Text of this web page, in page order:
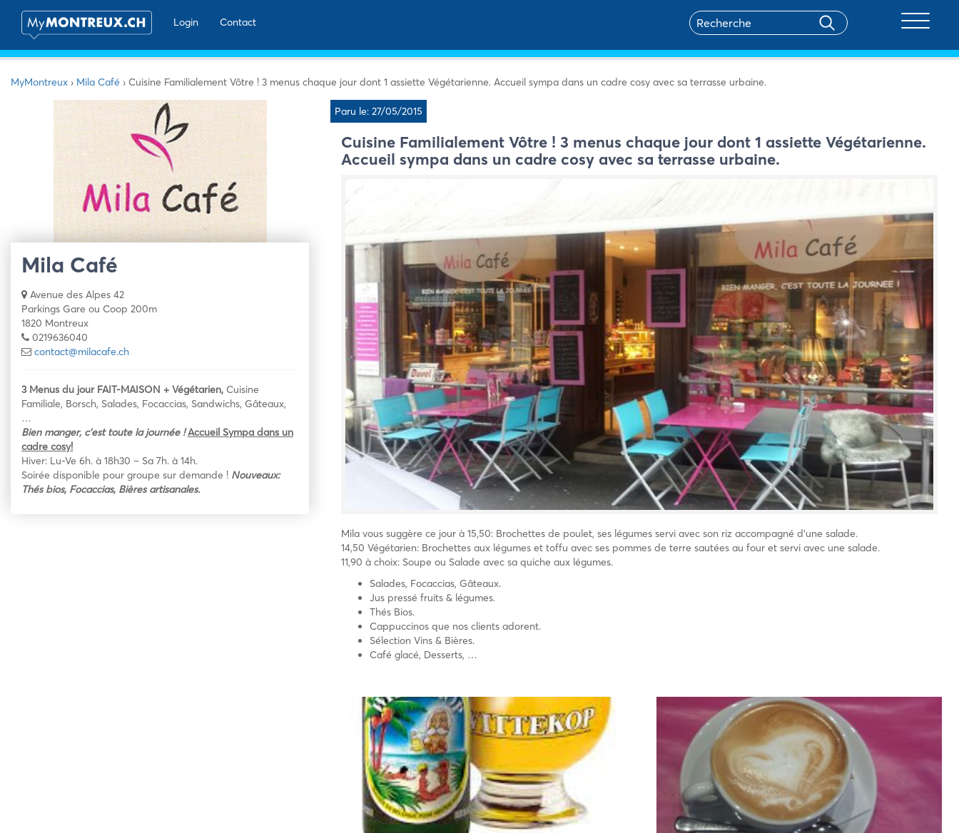
Login
Contact
MyMontreux › Mila Café › Cuisine Familialement Vôtre ! 3 menus chaque jour dont 1 assiette Végétarienne. Accueil sympa dans un cadre cosy avec sa terrasse urbaine.
Mila Café
Avenue des Alpes 42
Parkings Gare ou Coop 200m
1820 Montreux
0219636040
contact@milacafe.ch
3 Menus du jour FAIT-MAISON + Végétarien, Cuisine
Familiale, Borsch, Salades, Focaccias, Sandwichs, Gâteaux,
…
Bien manger, c’est toute la journée ! Accueil Sympa dans un
cadre cosy!
Hiver: Lu-Ve 6h. à 18h30 – Sa 7h. à 14h.
Soirée disponible pour groupe sur demande ! Nouveaux:
Thés bios, Focaccias, Bières artisanales.
Paru le: 27/05/2015
Cuisine Familialement Vôtre ! 3 menus chaque jour dont 1 assiette Végétarienne.
Accueil sympa dans un cadre cosy avec sa terrasse urbaine.
Mila vous suggère ce jour à 15,50: Brochettes de poulet, ses légumes servi avec son riz accompagné d’une salade.
14,50 Végétarien: Brochettes aux légumes et toffu avec ses pommes de terre sautées au four et servi avec une salade.
11,90 à choix: Soupe ou Salade avec sa quiche aux légumes.
Salades, Focaccias, Gâteaux.
Jus pressé fruits & légumes.
Thés Bios.
Cappuccinos que nos clients adorent.
Sélection Vins & Bières.
Café glacé, Desserts, …